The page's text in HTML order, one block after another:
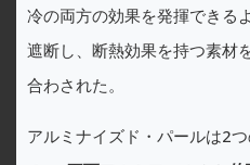
冷の両方の効果を発揮できる
遮断し、断熱効果を持つ素材
合わされた。
アルミナイズド・パールは2